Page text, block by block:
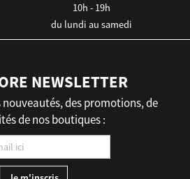
10h - 19h
du lundi au samedi
NEWSLETTER
nouveautés, des promotions, de
de nos boutiques :